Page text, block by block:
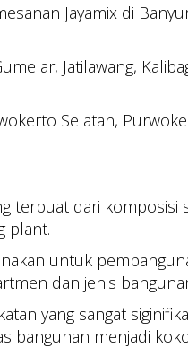
Jayamix di
Jatilawang,
Selatan,
terbuat dari
plant.
untuk
dan jenis
yang sangat
bangunan menjadi